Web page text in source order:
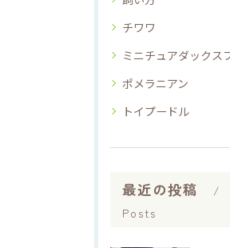
チワワ
ミニチュアダックス
ポメラニアン
トイプードル
最近の投稿
Posts